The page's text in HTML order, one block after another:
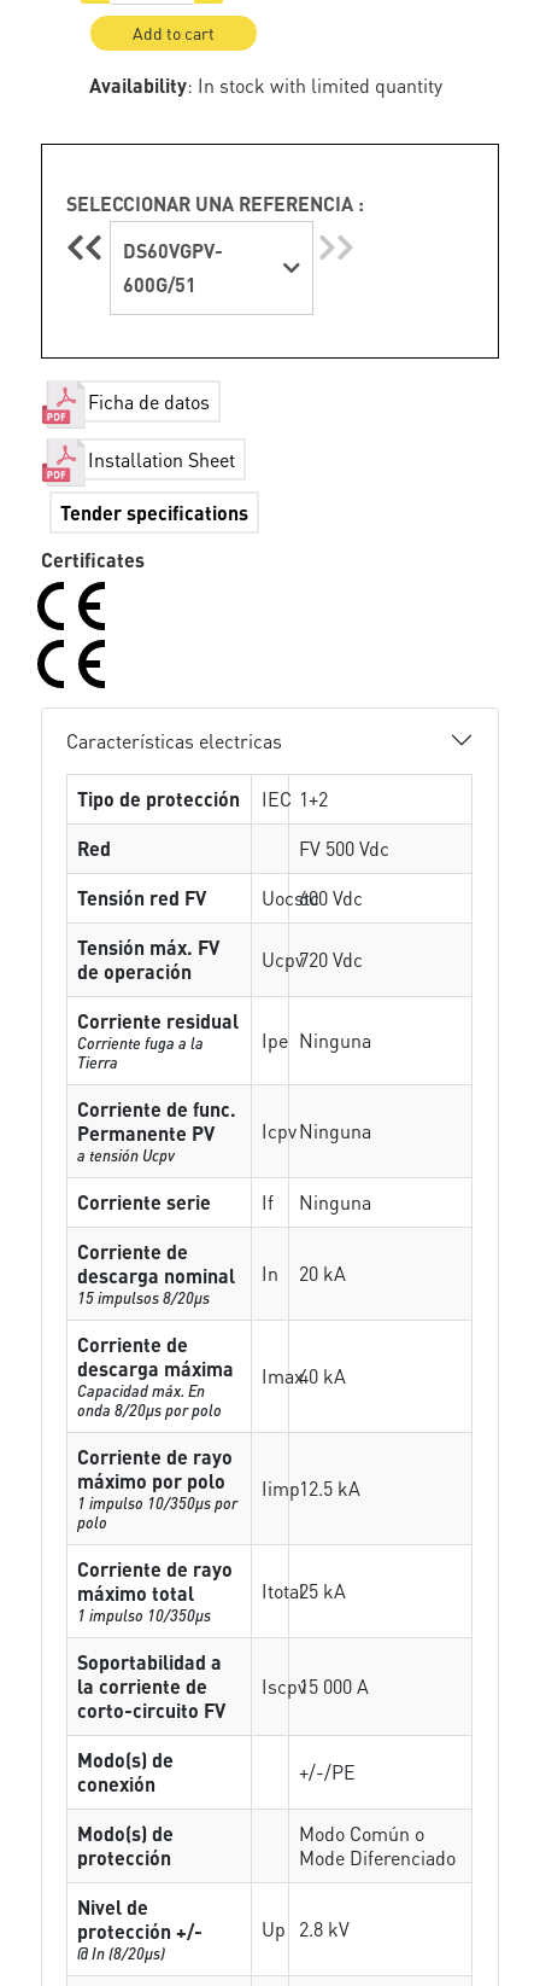
Add to cart
Availability: In stock with limited quantity
SELECCIONAR UNA REFERENCIA :
DS60VGPV-
600G/51
Ficha de datos
Installation Sheet
Tender specifications
Certificates
Características electricas
Tipo de protección IEC 1+2
Red
FV 500 Vdc
Tensión red FV
Uocstc600 Vdc
Tensión máx. FV
de operación
Ucpv720 Vdc
Corriente residual
Corriente fuga a la
Tierra
Ipe Ninguna
Corriente de func.
Permanente PV
a tensión Ucpv
IcpvNinguna
Corriente serie If
Ninguna
Corriente de
descarga nominal
15 impulsos 8/20µs
In 20 kA
Corriente de
descarga máxima
Capacidad máx. En
onda 8/20µs por polo
Imax40 kA
Corriente de rayo
máximo por polo
1 impulso 10/350µs por
polo
Iimp12.5 kA
Corriente de rayo
máximo total
1 impulso 10/350µs
Itotal25 kA
Soportabilidad a
la corriente de
corto-circuito FV
Iscpv15 000 A
Modo(s) de
conexión
+/-/PE
Modo(s) de
protección
Modo Común o
Mode Diferenciado
Nivel de
protección +/-
@ In (8/20µs)
Up 2.8 kV